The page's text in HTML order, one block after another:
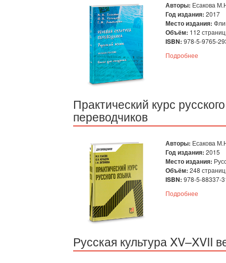
Авторы: Есакова
Год издания: 2017
Место издания:
Объём: 112 страниц
ISBN: 978-5-9765-
Подробнее
Практический курс
переводчиков
Авторы: Есакова
Год издания: 2015
Место издания:
Объём: 248 страниц
ISBN: 978-5-88337-
Подробнее
Русская культура XV–XVII